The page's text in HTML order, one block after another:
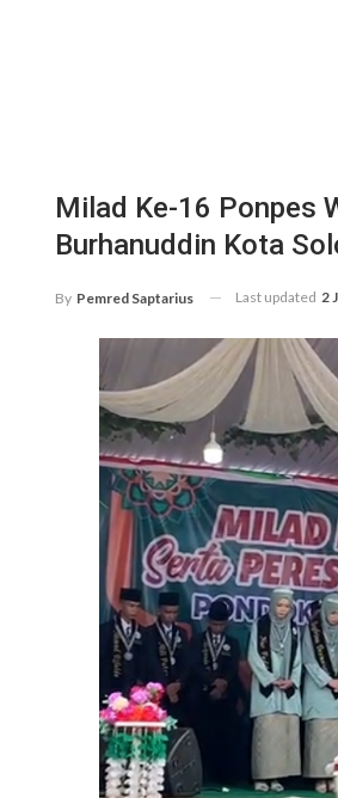
Milad Ke-16 Ponpes
Burhanuddin Kota
By Pemred Saptarius Last updated 2